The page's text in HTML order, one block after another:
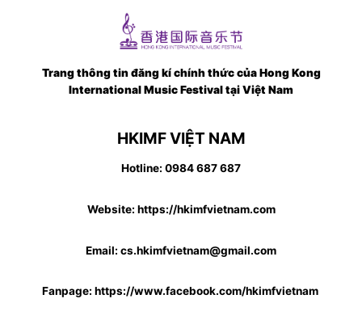
Trang thông tin đăng kí chính thức của Hong Kong
International Music Festival tại Việt Nam
HKIMF VIỆT NAM
Hotline: 0984 687 687
Website: https://hkimfvietnam.com
Email: cs.hkimfvietnam@gmail.com
Fanpage: https://www.facebook.com/hkimfvietnam